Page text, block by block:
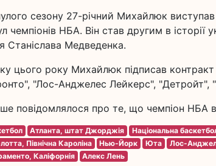
сезону 27-річний Михайлюк
чемпіонів НБА. Він став другим в
Станіслава Медведенка.
цього року Михайлюк підписав
"Лос-Анджелес Лейкерс",
повідомлялося про те, що чемпіон НБА
Атланта, штат Джорджія Національна
Північна Кароліна
Нью-Йорк Юта Лос-
Каліфорнія
Алекс Лень